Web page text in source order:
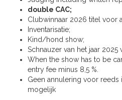
double CAC;
Clubwinnaar 2026 titel voor
Inventarisatie;
Kind/hond show;
Schnauzer van het jaar 2025
When the show has to be
entry fee minus 8,5 %.
Geen annulering voor reeds
mogelijk